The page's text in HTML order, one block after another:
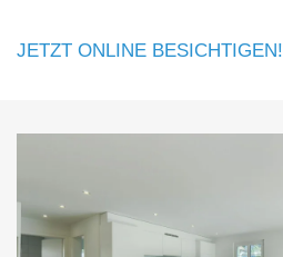
JETZT ONLINE BESICHTIGEN!